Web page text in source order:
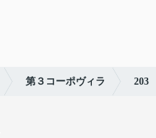
第３コーポヴィラ 203